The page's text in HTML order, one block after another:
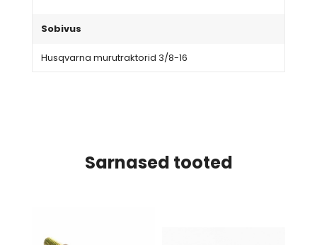
Sobivus
Husqvarna murutraktorid 3/8-16
Sarnased tooted